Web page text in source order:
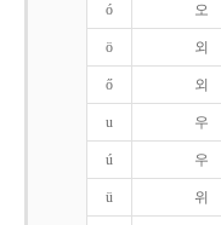
ó 오
ö 외
ő 외
u 우
ú 우
ü 위